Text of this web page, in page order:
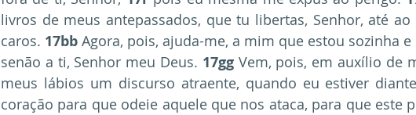
livros de meus antepassados, que tu libertas, Senhor, até
caros. 17bb Agora, pois, ajuda-me, a mim que estou sozinha
senão a ti, Senhor meu Deus. 17gg Vem, pois, em auxílio de
meus lábios um discurso atraente, quando eu estiver
coração para que odeie aquele que nos ataca, para que este